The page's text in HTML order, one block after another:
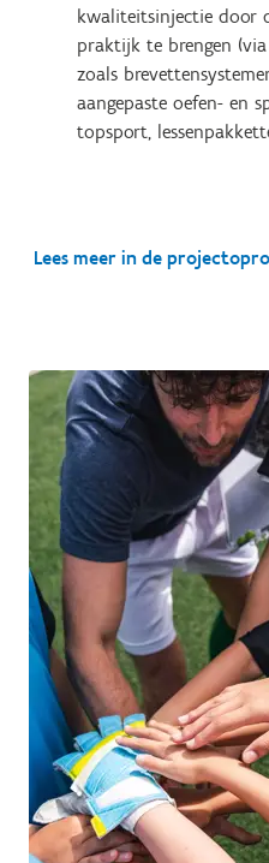
kwaliteitsinjectie door
praktijk te brengen
zoals
aangepaste oefen- en
topsport,
Lees meer in de